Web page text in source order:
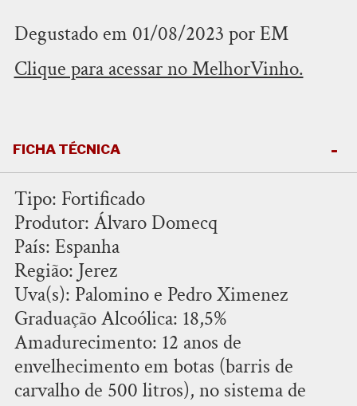
Degustado em 01/08/2023 por EM
Clique para acessar no MelhorVinho.
FICHA TÉCNICA
Tipo: Fortificado
Produtor: Álvaro Domecq
País: Espanha
Região: Jerez
Uva(s): Palomino e Pedro Ximenez
Graduação Alcoólica: 18,5%
Amadurecimento: 12 anos de
envelhecimento em botas (barris de
carvalho de 500 litros), no sistema de